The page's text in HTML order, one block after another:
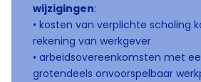
wijzigingen:
• kosten van verplichte scholing
rekening van werkgever
• arbeidsovereenkomsten met
grotendeels onvoorspelbaar